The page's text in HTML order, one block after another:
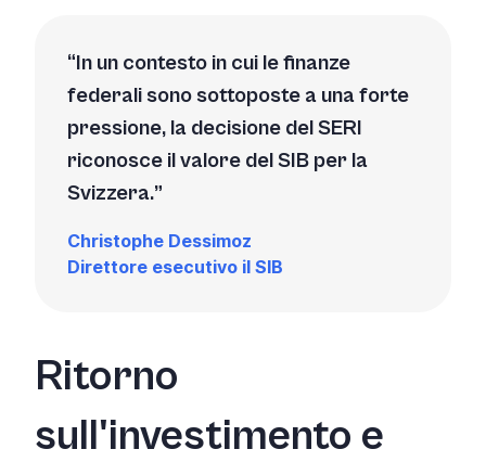
In un contesto in cui le finanze
federali sono sottoposte a una forte
pressione, la decisione del SERI
riconosce il valore del SIB per la
Svizzera.
Christophe Dessimoz
Direttore esecutivo il SIB
Ritorno
sull'investimento e